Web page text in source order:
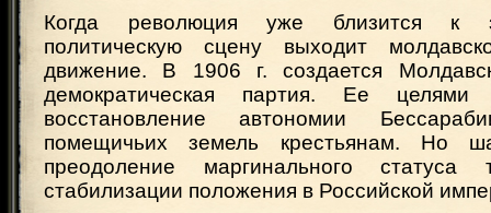
Когда революция уже близится к
политическую сцену выходит
движение. В 1906 г. создается
демократическая партия. Ее целями
восстановление автономии
помещичьих земель крестьянам. Но
преодоление маргинального
стабилизации положения в Российской